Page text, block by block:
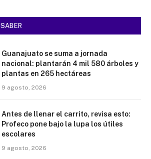
SABER
Guanajuato se suma a jornada
nacional: plantarán 4 mil 580 árboles y
plantas en 265 hectáreas
9 agosto, 2026
Antes de llenar el carrito, revisa esto:
Profeco pone bajo la lupa los útiles
escolares
9 agosto, 2026